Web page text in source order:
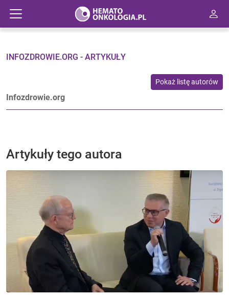
INFOZDROWIE.ORG - ARTYKUŁY
Pokaż listę autorów
Infozdrowie.org
Artykuły tego autora